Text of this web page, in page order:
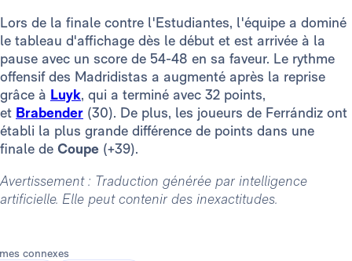
Lors de la finale contre l'Estudiantes, l'équipe a dominé
le tableau d'affichage dès le début et est arrivée à la
pause avec un score de 54-48 en sa faveur. Le rythme
offensif des Madridistas a augmenté après la reprise
grâce à Luyk, qui a terminé avec 32 points,
et Brabender (30). De plus, les joueurs de Ferrándiz ont
établi la plus grande différence de points dans une
finale de Coupe (+39).
Avertissement : Traduction générée par intelligence
artificielle. Elle peut contenir des inexactitudes.
connexes